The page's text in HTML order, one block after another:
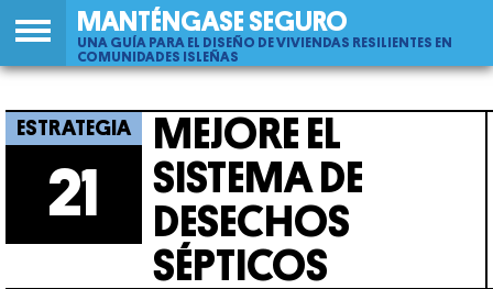
Jump
to
navigation
MANTÉNGASE SEGURO
UNA GUÍA PARA EL DISEÑO DE VIVIENDAS RESILIENTES EN
COMUNIDADES ISLEÑAS
Back
to
top
21
Mejore El Sistema De Desechos
Sépticos
21
MEJORE EL
SISTEMA DE
DESECHOS
SÉPTICOS